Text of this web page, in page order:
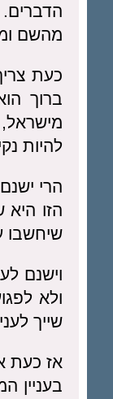
מהשם
כעת
ברוך
להיות
הרי
הזו
שיחשבו
וישנם
ולא
שייך
אז כעת
בעניין